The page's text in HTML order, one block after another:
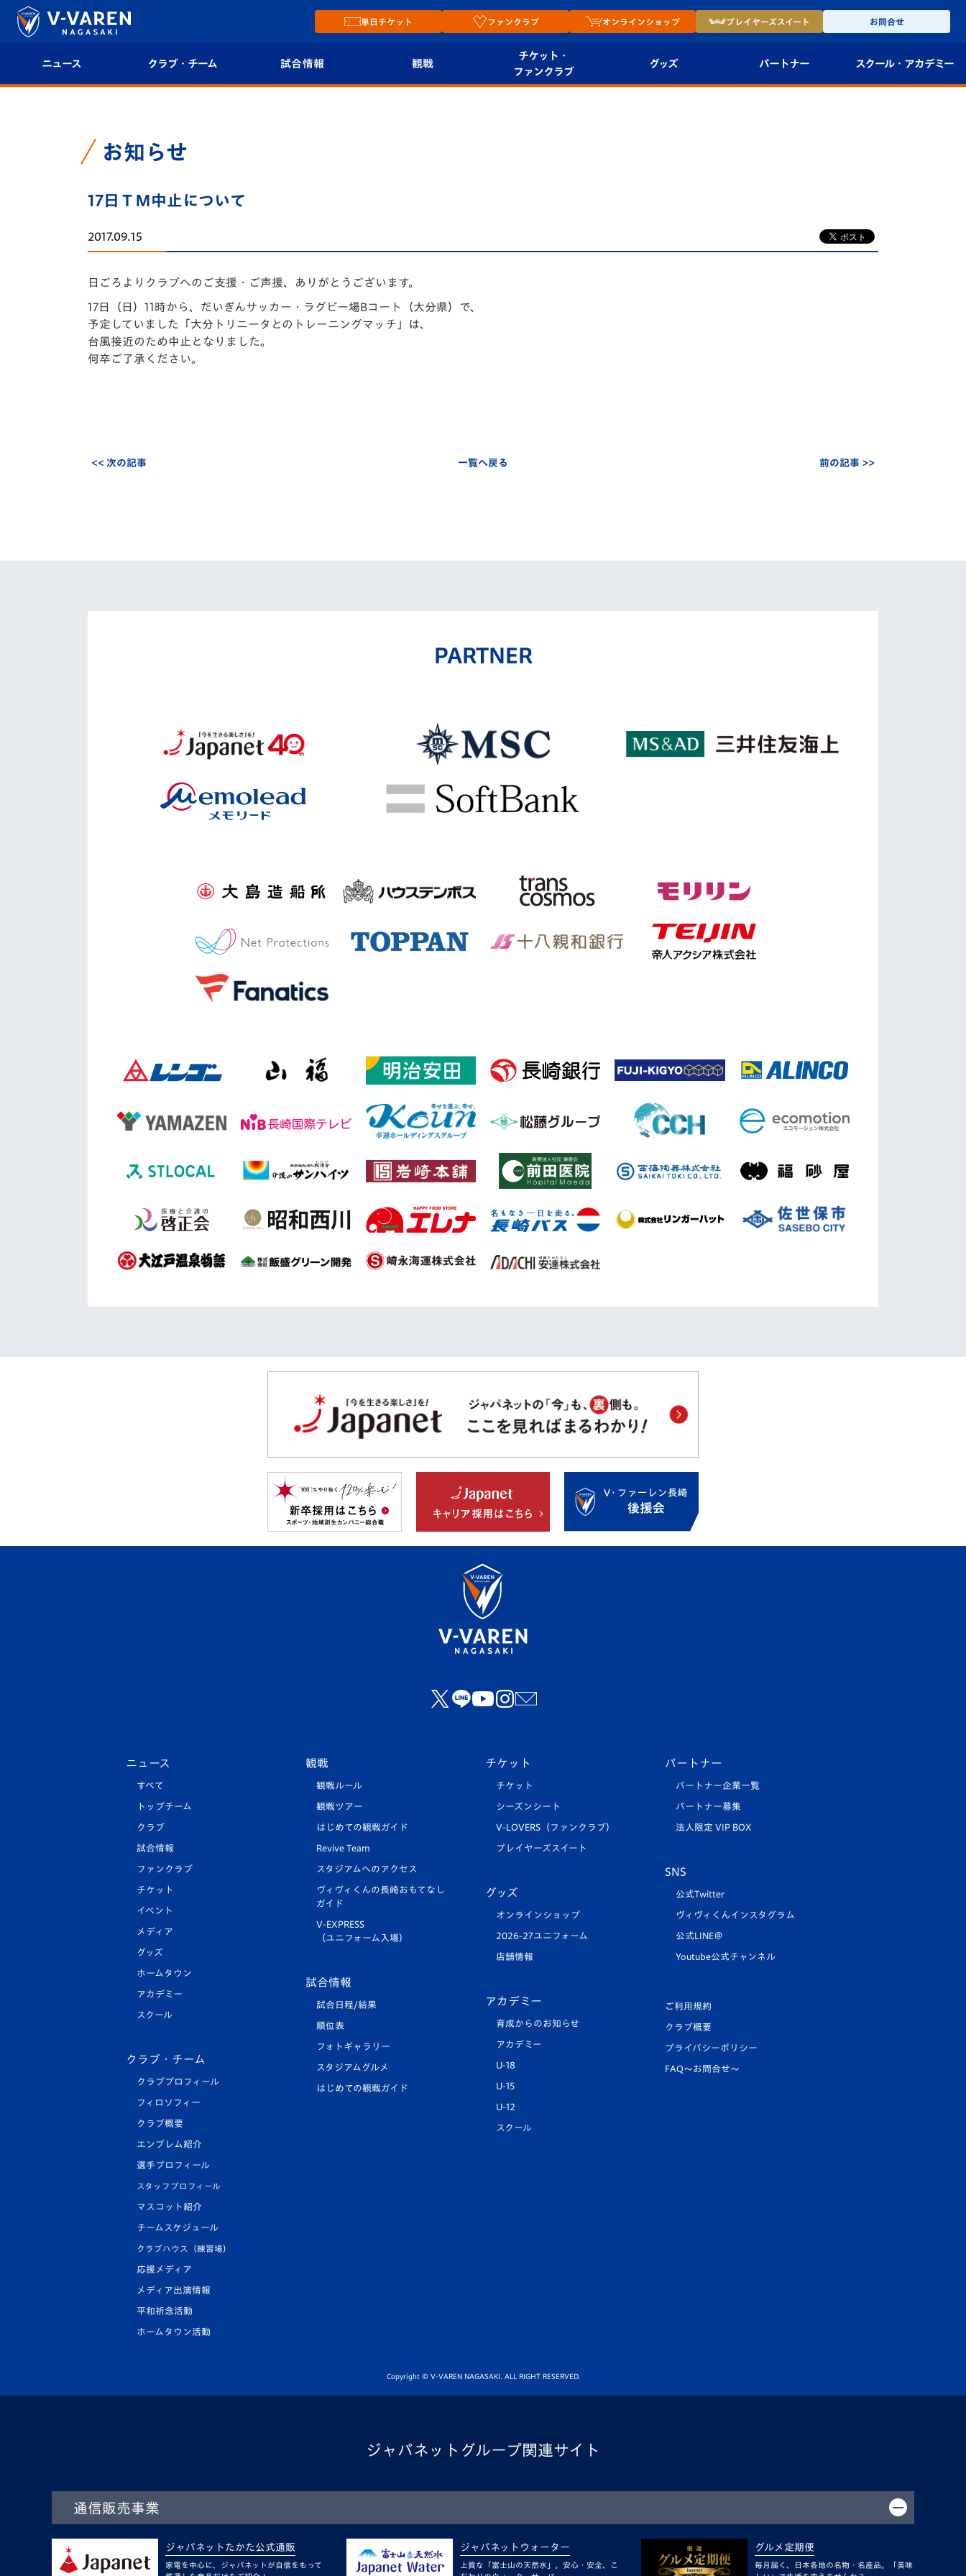
単日チケット ファンクラブ オンラインショップ プレイヤーズスイート お問合せ
ニュース クラブ・チーム
選手プロフィール
スタッフプロフィール
マスコット紹介
チームスケジュール
試合情報
フォトギャラリー
スタジアムグルメ
観戦
ヴィヴィくんの長崎
V-EXPRESS（ユニフ
チケット・
ファンクラブ
グッズ パートナー スクール・ アカデミー
スクール
お知らせ
17日ＴＭ中止について
2017.09.15
日ごろよりクラブへのご支援・ご声援、ありがとうございます。
17日（日）11時から、だいぎんサッカー・ラグビー場Bコート（大分県）で、
予定していました「大分トリニータとのトレーニングマッチ」は、
台風接近のため中止となりました。
何卒ご了承ください。
<< 次の記事 一覧へ戻る 前の記事 >>
PARTNER
ニュース
すべて
トップチーム
クラブ
試合情報
ファンクラブ
チケット
イベント
メディア
グッズ
ホームタウン
アカデミー
スクール
クラブ・チーム
クラブプロフィール
フィロソフィー
クラブ概要
エンブレム紹介
選手プロフィール
スタッフプロフィール
マスコット紹介
チームスケジュール
クラブハウス（練習場）
応援メディア
メディア出演情報
平和祈念活動
ホームタウン活動
観戦
観戦ルール
観戦ツアー
はじめての観戦ガイド
Revive Team
スタジアムへのアクセス
ヴィヴィくんの長崎おもてなし
ガイド
V-EXPRESS
（ユニフォーム入場）
試合情報
試合日程/結果
順位表
フォトギャラリー
スタジアムグルメ
はじめての観戦ガイド
チケット
チケット
シーズンシート
V-LOVERS（ファンクラブ）
プレイヤーズスイート
グッズ
オンラインショップ
2026-27ユニフォーム
店舗情報
アカデミー
育成からのお知らせ
アカデミー
U-18
U-15
U-12
スクール
パートナー
パートナー企業一覧
パートナー募集
法人限定 VIP BOX
SNS
公式Twitter
ヴィヴィくんインスタグラム
公式LINE＠
Youtube公式チャンネル
ご利用規約
クラブ概要
プライバシーポリシー
FAQ〜お問合せ〜
Copyright © V-VAREN NAGASAKI. ALL RIGHT RESERVED.
ジャパネットグループ関連サイト
通信販売事業
ジャパネットたかた公式通販
家電を中心に、ジャパネットが自信をもって
ジャパネットウォーター
上質な「富士山の天然水」。安心・安全、こ
グルメ定期便
毎月届く、日本各地の名物・名産品。「美味